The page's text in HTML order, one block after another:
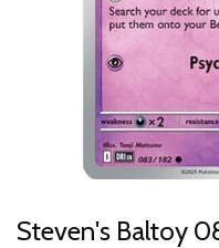
Steven's Baltoy